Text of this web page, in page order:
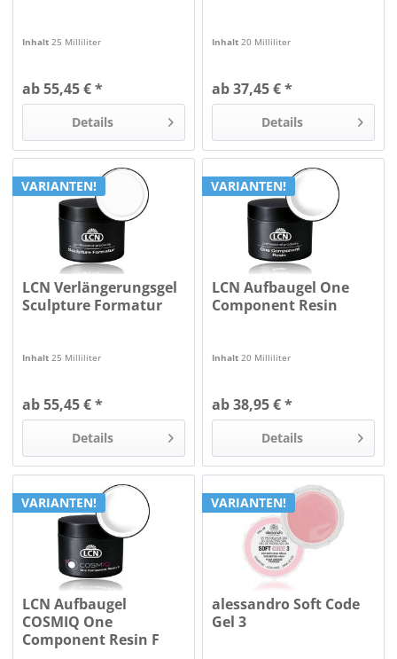
Inhalt 25 Milliliter
ab 55,45 € *
Details
Inhalt 20 Milliliter
ab 37,45 € *
Details
VARIANTEN!
LCN Verlängerungsgel
Sculpture Formatur
Inhalt25 Milliliter
ab 55,45 € *
Details
VARIANTEN!
LCN Aufbaugel One
Component Resin
Inhalt20 Milliliter
ab 38,95 € *
Details
VARIANTEN!
LCN Aufbaugel
COSMIQ One
Component Resin F
VARIANTEN!
alessandro Soft Code
Gel 3